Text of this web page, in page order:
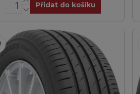
Přidat do košíku